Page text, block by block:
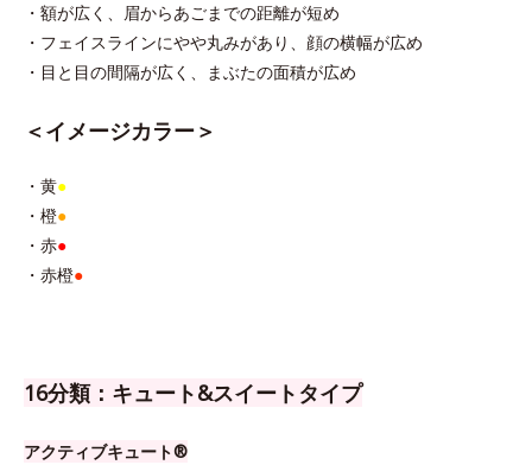
・額が広く、眉からあごまでの距離が短め
・フェイスラインにやや丸みがあり、顔の横幅が広め
・目と目の間隔が広く、まぶたの面積が広め
＜イメージカラー＞
・黄●
・橙●
・赤●
・赤橙●
16分類：キュート&スイートタイプ
アクティブキュート®